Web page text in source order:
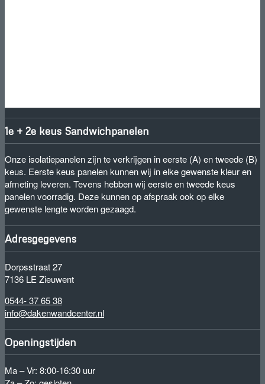
1e + 2e keus Sandwichpanelen
Onze isolatiepanelen zijn te verkrijgen in eerste (A) en tweede (B)
keus. Eerste keus panelen kunnen wij in elke gewenste kleur en
afmeting leveren. Tevens hebben wij eerste en tweede keus
panelen voorradig. Deze kunnen op afspraak ook op elke
gewenste lengte worden gezaagd.
Adresgegevens
Dorpsstraat 27
7136 LE Zieuwent
0544- 37 65 38
info@dakenwandcenter.nl
Openingstijden
Ma – Vr: 8:00-16:30 uur